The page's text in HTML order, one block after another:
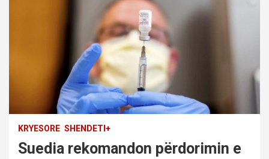
KRYESORE SHENDETI+
Suedia rekomandon përdorimin e